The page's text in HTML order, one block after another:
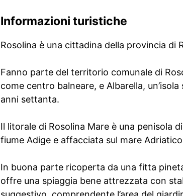
Informazioni turistiche
Rosolina è una cittadina della provincia di
Fanno parte del territorio comunale di
come centro balneare, e Albarella,
anni settanta.
Il litorale di Rosolina Mare è una penisola
fiume Adige e affacciata sul mare
In buona parte ricoperta da una fitta
offre una spiaggia bene attrezzata con